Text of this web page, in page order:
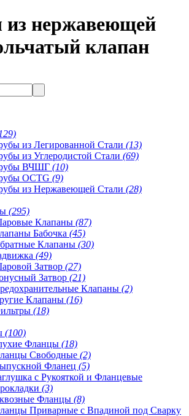
нержавеющей
клапан
из Легированной Стали (13)
из Углеродистой Стали (69)
ВЧШГ (10)
OCTG (9)
из Нержавеющей Стали (28)
(295)
Клапаны (87)
Бабочка (45)
Клапаны (30)
(49)
Затвор (27)
Затвор (21)
Клапаны (2)
Клапаны (16)
(18)
(100)
Фланцы (18)
Свободные (2)
Фланец (5)
с Рукояткой и Фланцевые
(3)
Фланцы (8)
Приварные с Впадиной под Сварку